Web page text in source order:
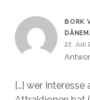
BORK
22. Juli
[…] wer Interesse